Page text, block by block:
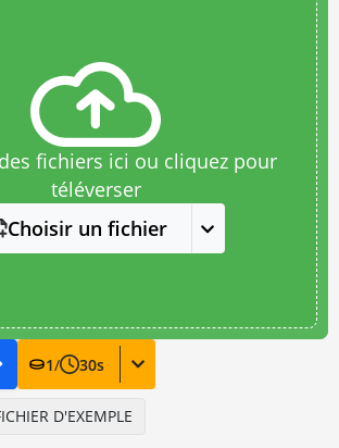
fichiers ici ou cliquez pour
téléverser
Choisir un fichier
1/ 30s
D'EXEMPLE